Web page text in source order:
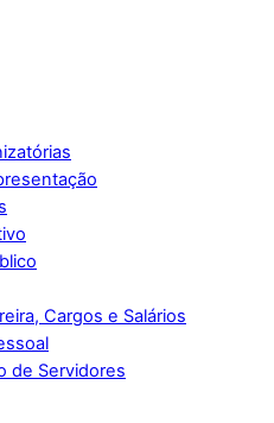
Cargos e Salários
de Servidores